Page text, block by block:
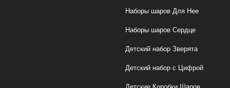
Наборы шаров Для Нее
Наборы шаров Сердце
Детский набор Зверята
Детский набор с Цифрой